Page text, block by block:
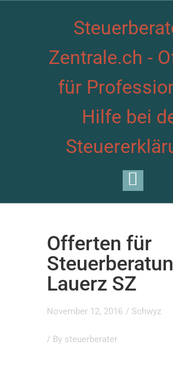
Zentrale.ch -
für
Hilfe bei
Offerten für
Lauerz SZ
November 12, 2016 / Schwyz
/ By steuerberater